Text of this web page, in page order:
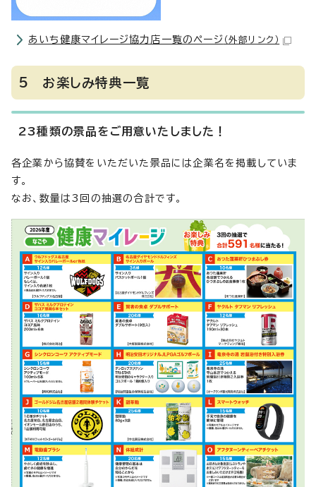
あいち健康マイレージ協力店一覧のページ （外部リンク）
5 お楽しみ特典一覧
23種類の景品をご用意いたしました！
各企業から協賛をいただいた景品には企業名を掲載していま
す。
なお、数量は3回の抽選の合計です。